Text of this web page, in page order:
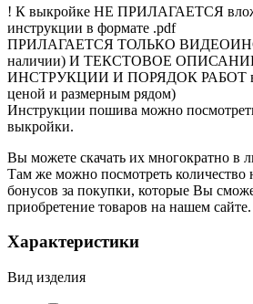
! К выкройке НЕ ПРИЛАГАЕТСЯ
инструкции в формате .pdf
ПРИЛАГАЕТСЯ ТОЛЬКО
наличии) И ТЕКСТОВОЕ ОПИСАНИЕ
ИНСТРУКЦИИ И ПОРЯДОК РАБОТ в
ценой и размерным рядом)
Инструкции пошива можно
выкройки.
Вы можете скачать их многократно в
Там же можно посмотреть
бонусов за покупки, которые Вы
приобретение товаров на нашем сайте.
Характеристики
Вид изделия